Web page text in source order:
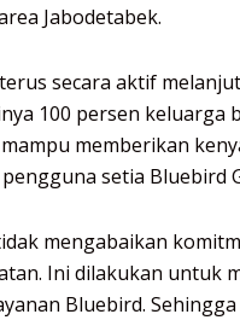
Jabodetabek.
secara aktif
100 persen keluarga
memberikan
setia Bluebird
mengabaikan
Ini dilakukan untuk
Bluebird.